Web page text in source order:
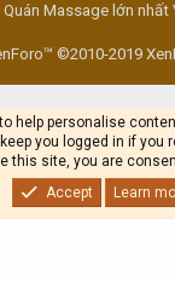
Massage lớn nhất
©2010-2019
help personalise
keep you logged in if you
this site, you are
Accept
Learn